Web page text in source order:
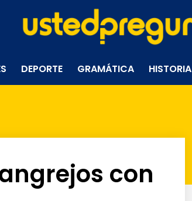
DEPORTE GRAMÁTICA HISTORIA
con